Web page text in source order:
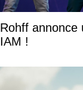
Rohff annonce
IAM !